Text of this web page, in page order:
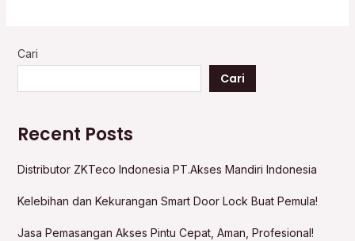
Cari
Cari
Recent Posts
Distributor ZKTeco Indonesia PT.Akses Mandiri Indonesia
Kelebihan dan Kekurangan Smart Door Lock Buat Pemula!
Jasa Pemasangan Akses Pintu Cepat, Aman, Profesional!